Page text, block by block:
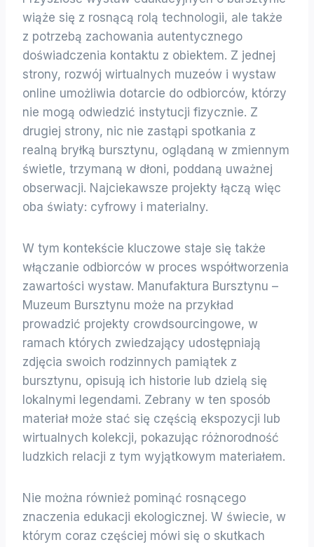
wiąże się z rosnącą rolą technologii, ale także
z potrzebą zachowania autentycznego
doświadczenia kontaktu z obiektem. Z jednej
strony, rozwój wirtualnych muzeów i wystaw
online umożliwia dotarcie do odbiorców, którzy
nie mogą odwiedzić instytucji fizycznie. Z
drugiej strony, nic nie zastąpi spotkania z
realną bryłką bursztynu, oglądaną w zmiennym
świetle, trzymaną w dłoni, poddaną uważnej
obserwacji. Najciekawsze projekty łączą więc
oba światy: cyfrowy i materialny.
W tym kontekście kluczowe staje się także
włączanie odbiorców w proces współtworzenia
zawartości wystaw. Manufaktura Bursztynu –
Muzeum Bursztynu może na przykład
prowadzić projekty crowdsourcingowe, w
ramach których zwiedzający udostępniają
zdjęcia swoich rodzinnych pamiątek z
bursztynu, opisują ich historie lub dzielą się
lokalnymi legendami. Zebrany w ten sposób
materiał może stać się częścią ekspozycji lub
wirtualnych kolekcji, pokazując różnorodność
ludzkich relacji z tym wyjątkowym materiałem.
Nie można również pominąć rosnącego
znaczenia edukacji ekologicznej. W świecie, w
którym coraz częściej mówi się o skutkach